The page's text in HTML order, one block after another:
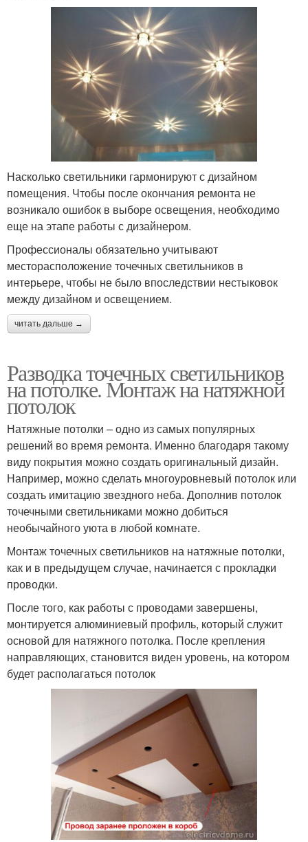
Насколько светильники гармонируют с дизайном
помещения. Чтобы после окончания ремонта не
возникало ошибок в выборе освещения, необходимо
еще на этапе работы с дизайнером.
Профессионалы обязательно учитывают
месторасположение точечных светильников в
интерьере, чтобы не было впоследствии нестыковок
между дизайном и освещением.
читать дальше →
Разводка точечных светильников
на потолке. Монтаж на натяжной
потолок
Натяжные потолки – одно из самых популярных
решений во время ремонта. Именно благодаря такому
виду покрытия можно создать оригинальный дизайн.
Например, можно сделать многоуровневый потолок или
создать имитацию звездного неба. Дополнив потолок
точечными светильниками можно добиться
необычайного уюта в любой комнате.
Монтаж точечных светильников на натяжные потолки,
как и в предыдущем случае, начинается с прокладки
проводки.
После того, как работы с проводами завершены,
монтируется алюминиевый профиль, который служит
основой для натяжного потолка. После крепления
направляющих, становится виден уровень, на котором
будет располагаться потолок